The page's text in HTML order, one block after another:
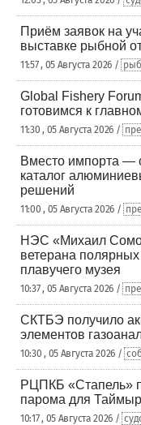
Приём заявок на
выставке рыбной
11:57 , 05 Августа 2026 /
Global Fishery
готовимся к
11:30 , 05 Августа 2026 /
Вместо импорта —
каталог
решений
11:00 , 05 Августа 2026 /
НЭС «Михаил
ветерана
плавучего музея
10:37 , 05 Августа 2026 /
СКТБЭ получило
элементов
10:30 , 05 Августа 2026 /
РЦПКБ «Стапель»
парома для
10:17 , 05 Августа 2026 /